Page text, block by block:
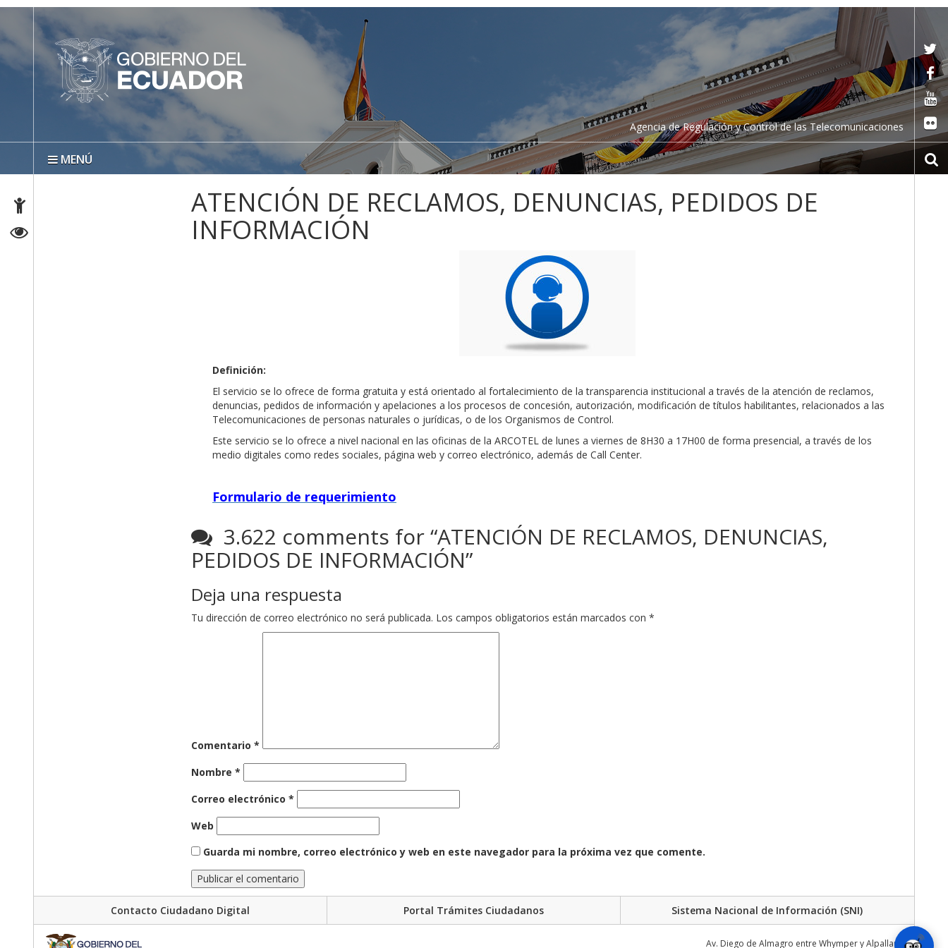
Agencia de Regulación y Control de las Telecomunicaciones
MENÚ
ATENCIÓN DE RECLAMOS, DENUNCIAS, PEDIDOS DE
INFORMACIÓN
Definición:
El servicio se lo ofrece de forma gratuita y está orientado al fortalecimiento de la transparencia institucional a través de la atención de reclamos,
denuncias, pedidos de información y apelaciones a los procesos de concesión, autorización, modificación de títulos habilitantes, relacionados a las
Telecomunicaciones de personas naturales o jurídicas, o de los Organismos de Control.
Este servicio se lo ofrece a nivel nacional en las oficinas de la ARCOTEL de lunes a viernes de 8H30 a 17H00 de forma presencial, a través de los
medio digitales como redes sociales, página web y correo electrónico, además de Call Center.
Formulario de requerimiento
3.622 comments for “ATENCIÓN DE RECLAMOS, DENUNCIAS,
PEDIDOS DE INFORMACIÓN”
Deja una respuesta
Tu dirección de correo electrónico no será publicada. Los campos obligatorios están marcados con*
Comentario*
Nombre*
Correo electrónico*
Web
Guarda mi nombre, correo electrónico y web en este navegador para la próxima vez que comente.
Contacto Ciudadano Digital Portal Trámites Ciudadanos Sistema Nacional de Información (SNI)
Av. Diego de Almagro entre Whymper y Alpallana